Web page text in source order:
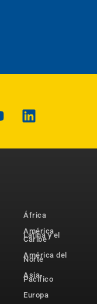
África
América
Latina y el
Caribe
América del
Norte
Asia-
Pacífico
Europa